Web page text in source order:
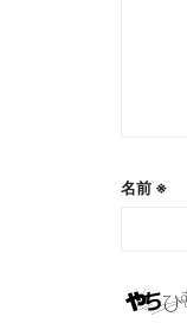
名前 ※